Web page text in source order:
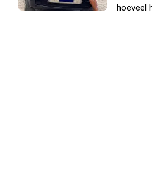
hoeveel